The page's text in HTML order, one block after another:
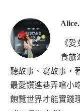
《
食旅
聽故事、寫故事，
最愛鑽進巷弄嚐小
飽覽世界才能實踐